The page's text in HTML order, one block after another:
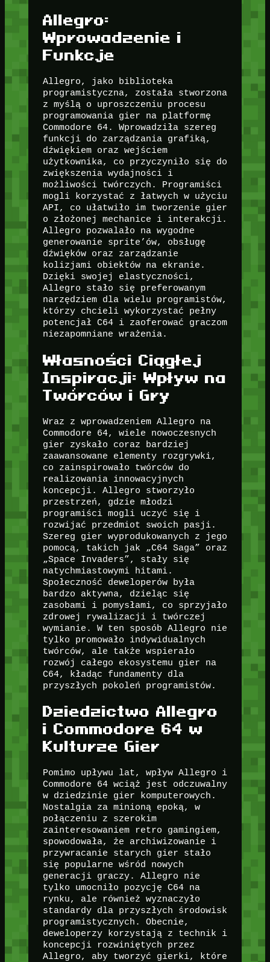
Allegro:
Wprowadzenie i
Funkcje
Allegro, jako biblioteka
programistyczna, została stworzona
z myślą o uproszczeniu procesu
programowania gier na platformę
Commodore 64. Wprowadziła szereg
funkcji do zarządzania grafiką,
dźwiękiem oraz wejściem
użytkownika, co przyczyniło się do
zwiększenia wydajności i
możliwości twórczych. Programiści
mogli korzystać z łatwych w użyciu
API, co ułatwiło im tworzenie gier
o złożonej mechanice i interakcji.
Allegro pozwalało na wygodne
generowanie sprite’ów, obsługę
dźwięków oraz zarządzanie
kolizjami obiektów na ekranie.
Dzięki swojej elastyczności,
Allegro stało się preferowanym
narzędziem dla wielu programistów,
którzy chcieli wykorzystać pełny
potencjał C64 i zaoferować graczom
niezapomniane wrażenia.
Własności Ciągłej
Inspiracji: Wpływ na
Twórców i Gry
Wraz z wprowadzeniem Allegro na
Commodore 64, wiele nowoczesnych
gier zyskało coraz bardziej
zaawansowane elementy rozgrywki,
co zainspirowało twórców do
realizowania innowacyjnych
koncepcji. Allegro stworzyło
przestrzeń, gdzie młodzi
programiści mogli uczyć się i
rozwijać przedmiot swoich pasji.
Szereg gier wyprodukowanych z jego
pomocą, takich jak „C64 Saga” oraz
„Space Invaders”, stały się
natychmiastowymi hitami.
Społeczność deweloperów była
bardzo aktywna, dzieląc się
zasobami i pomysłami, co sprzyjało
zdrowej rywalizacji i twórczej
wymianie. W ten sposób Allegro nie
tylko promowało indywidualnych
twórców, ale także wspierało
rozwój całego ekosystemu gier na
C64, kładąc fundamenty dla
przyszłych pokoleń programistów.
Dziedzictwo Allegro
i Commodore 64 w
Kulturze Gier
Pomimo upływu lat, wpływ Allegro i
Commodore 64 wciąż jest odczuwalny
w dziedzinie gier komputerowych.
Nostalgia za minioną epoką, w
połączeniu z szerokim
zainteresowaniem retro gamingiem,
spowodowała, że archiwizowanie i
przywracanie starych gier stało
się popularne wśród nowych
generacji graczy. Allegro nie
tylko umocniło pozycję C64 na
rynku, ale również wyznaczyło
standardy dla przyszłych środowisk
programistycznych. Obecnie,
deweloperzy korzystają z technik i
koncepcji rozwiniętych przez
Allegro, aby tworzyć gierki, które